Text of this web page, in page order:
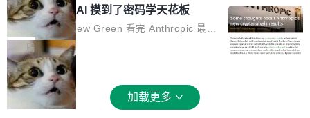
ullStack 从 37.0 涨到 68.7。不说别的，一个 Fl
ash 型号干翻了三个月前代表最高水平的 Pro 预
览版，这件事本身就够说明后训练的威力了。 跟
它一起来的还有两...
H3 接受文本、图像、视频、声音任意组合作为
输入（它叫多模态上下文），输出带原生双声道
音频的视频，最高 15 秒 2K 分辨率。举个例
子：扔进去一段参考视频（取它的希区柯克运
镜）、一张人物图片、一段歌声录音，用自然语
言告诉模型你要什么——H3 自己搞定剩下的。
这个"自己搞定"说起来轻巧，背后的训练范式变
Anthropic 的 AI 摸到了密码学天花板
密码学家 Matthew Green 看完 Anthropic 最新
的密码分析成果后，写了篇博客。标题很克制：
「一些想法」，但内容不克制。 先说 Anthropic
做了什么。他们让未发布的 Claude Mythos 模
型去跑密码分析，出了两个结果：一个攻击了后
量子签名方案 HAWK，另一个是对缩减轮次 AE
局
加载更多